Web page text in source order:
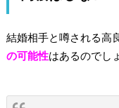
結婚相手と噂される高
の可能性はあるのでし